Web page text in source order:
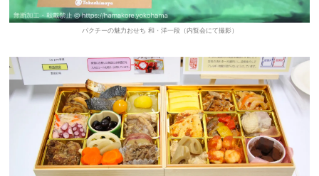
パクチーの魅力おせち 和・洋一段（内覧会にて撮影）